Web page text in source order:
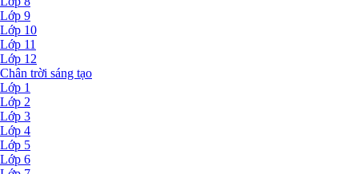
Lớp 9
Lớp 10
Lớp 11
Lớp 12
Chân trời sáng tạo
Lớp 1
Lớp 2
Lớp 3
Lớp 4
Lớp 5
Lớp 6